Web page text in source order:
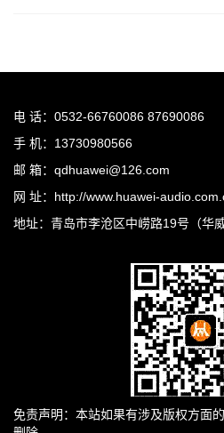
电 话：0532-66760086 87690086
手 机：13730980566
邮 箱：qdhuawei@126.com
网 址：http://www.huawei-
地址：青岛市李沧区中崂路19号（华
免责声明：本站如果有涉及版权方面